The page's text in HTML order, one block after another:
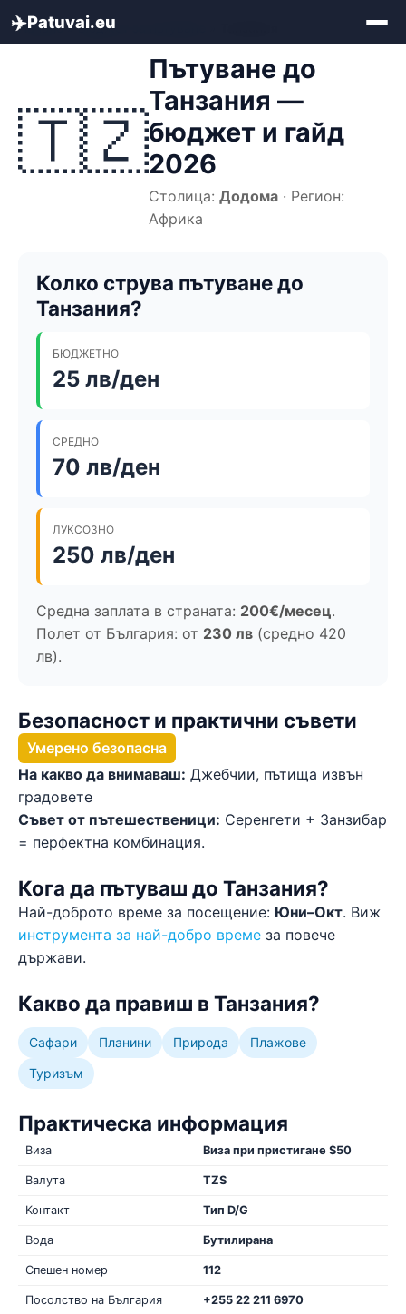
✈️Patuvai.eu
Начало»Бюджет за пътуване
🇹🇿
Пътуване до
Танзания —
бюджет и гайд
2026
Столица: Додома · Регион:
Африка
Колко струва пътуване до
Танзания?
БЮДЖЕТНО
25 лв/ден
СРЕДНО
70 лв/ден
ЛУКСОЗНО
250 лв/ден
Средна заплата в страната: 200€/месец.
Полет от България: от 230 лв (средно 420
лв).
Безопасност и практични съвети
Умерено безопасна
На какво да внимаваш: Джебчии, пътища извън
градовете
Съвет от пътешественици: Серенгети + Занзибар
= перфектна комбинация.
Кога да пътуваш до Танзания?
Най-доброто време за посещение: Юни–Окт. Виж
инструмента за най-добро време за повече
държави.
Какво да правиш в Танзания?
Сафари Планини Природа
Плажове
Туризъм
Практическа информация
Виза Виза при пристигане $50
Валута TZS
Контакт Тип D/G
Вода Бутилирана
Спешен номер 112
Посолство на България +255 22 211 6970